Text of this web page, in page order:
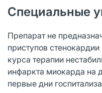
Специальные
Препарат не
приступов
курса терапии
инфаркта миокарда на
первые дни